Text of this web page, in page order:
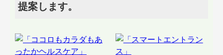
提案します。